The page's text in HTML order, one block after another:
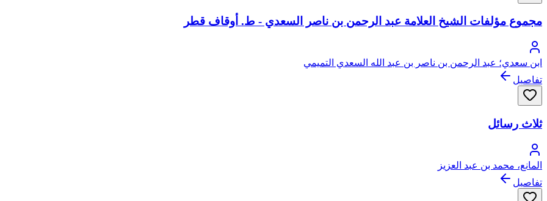
مجموع مؤلفات الشيخ العلامة عبد الرحمن بن ناصر السعدي - ط. أوقاف قطر
ابن سعدي؛ عبد الرحمن بن ناصر بن عبد الله السعدي التميمي
تفاصيل
ثلاث رسائل
المانع، محمد بن عبد العزيز
تفاصيل